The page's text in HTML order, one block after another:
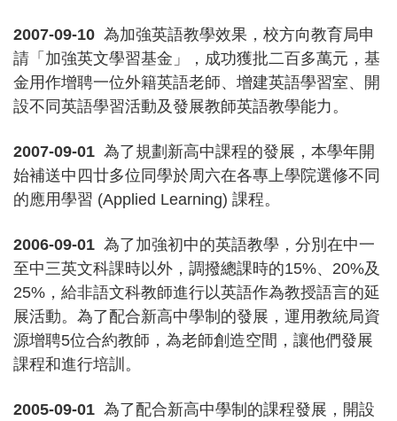
2007-09-10 為加強英語教學效果，校方向教育局申
請「加強英文學習基金」，成功獲批二百多萬元，基
金用作增聘一位外籍英語老師、增建英語學習室、開
設不同英語學習活動及發展教師英語教學能力。
2007-09-01 為了規劃新高中課程的發展，本學年開
始補送中四廿多位同學於周六在各專上學院選修不同
的應用學習 (Applied Learning) 課程。
2006-09-01 為了加強初中的英語教學，分別在中一
至中三英文科課時以外，調撥總課時的15%、20%及
25%，給非語文科教師進行以英語作為教授語言的延
展活動。為了配合新高中學制的發展，運用教統局資
源增聘5位合約教師，為老師創造空間，讓他們發展
課程和進行培訓。
2005-09-01 為了配合新高中學制的課程發展，開設